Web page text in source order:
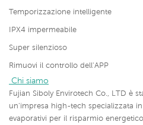
Temporizzazione intelligente
IPX4 impermeabile
Super silenzioso
Rimuovi il controllo dell'APP
Chi siamo
Fujian Siboly Envirotech Co., LTD è
un'impresa high-tech specializzata
evaporativi per il risparmio